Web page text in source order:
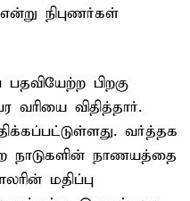
நிபுணர்கள்
பிறகு
வரியை விதித்தார்.
வர்த்தக
நாடுகளின் நாணயத்தை
மதிப்பு